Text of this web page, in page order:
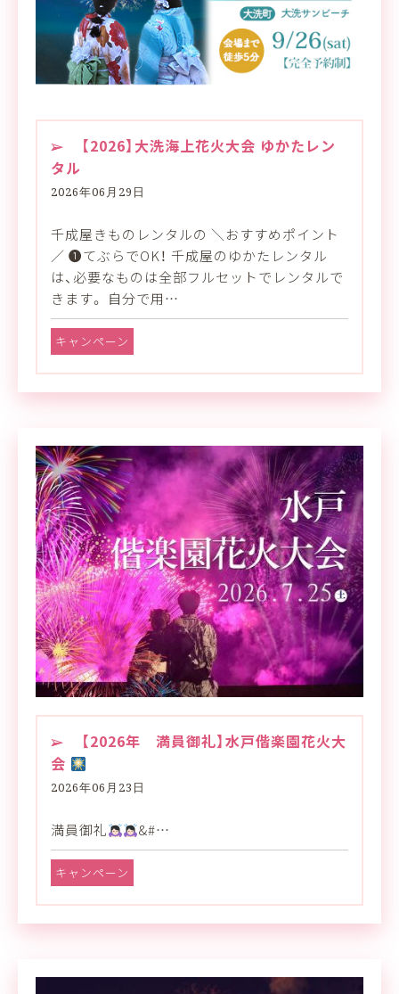
【2026】大洗海上花火大会 ゆかたレン
タル
2026年06月29日
千成屋きものレンタルの ＼おすすめポイント
／ ❶てぶらでOK！ 千成屋のゆかたレンタル
は、必要なものは全部フルセットでレンタルで
きます。 自分で用…
キャンペーン
【2026年 満員御礼】水戸偕楽園花火大
会
2026年06月23日
満員御礼 &#…
キャンペーン